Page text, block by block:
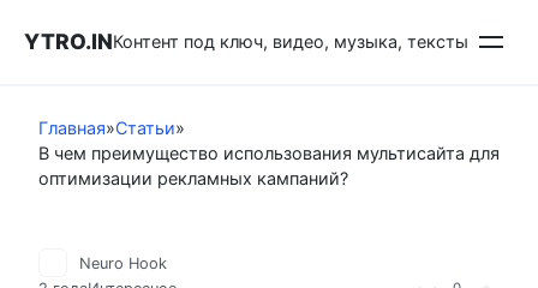
YTRO.INКонтент под ключ, видео, музыка, тексты
Главная»Статьи»
В чем преимущество использования мультисайта для
оптимизации рекламных кампаний?
Neuro Hook